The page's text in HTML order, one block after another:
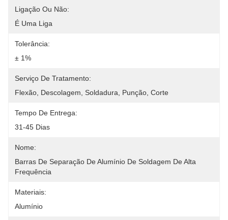
Ligação Ou Não:
É Uma Liga
Tolerância:
± 1%
Serviço De Tratamento:
Flexão, Descolagem, Soldadura, Punção, Corte
Tempo De Entrega:
31-45 Dias
Nome:
Barras De Separação De Alumínio De Soldagem De Alta
Frequência
Materiais:
Alumínio